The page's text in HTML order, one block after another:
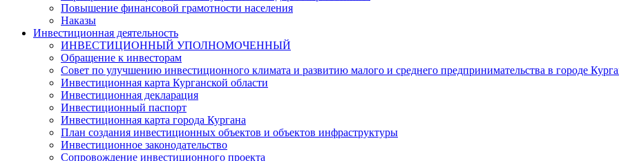
Повышение финансовой грамотности населения
Наказы
Инвестиционная деятельность
ИНВЕСТИЦИОННЫЙ УПОЛНОМОЧЕННЫЙ
Обращение к инвесторам
Совет по улучшению инвестиционного климата и развитию малого и среднего предпринимательства в городе
Инвестиционная карта Курганской области
Инвестиционная декларация
Инвестиционный паспорт
Инвестиционная карта города Кургана
План создания инвестиционных объектов и объектов инфраструктуры
Инвестиционное законодательство
Сопровождение инвестиционного проекта